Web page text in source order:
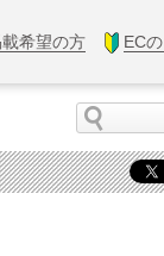
希望の方 EC